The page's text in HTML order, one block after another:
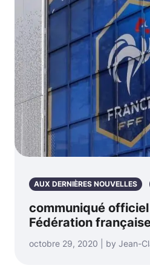
AUX DERNIÈRES NOUVELLES
communiqué
Fédération
octobre 29, 2020 | by Jean-